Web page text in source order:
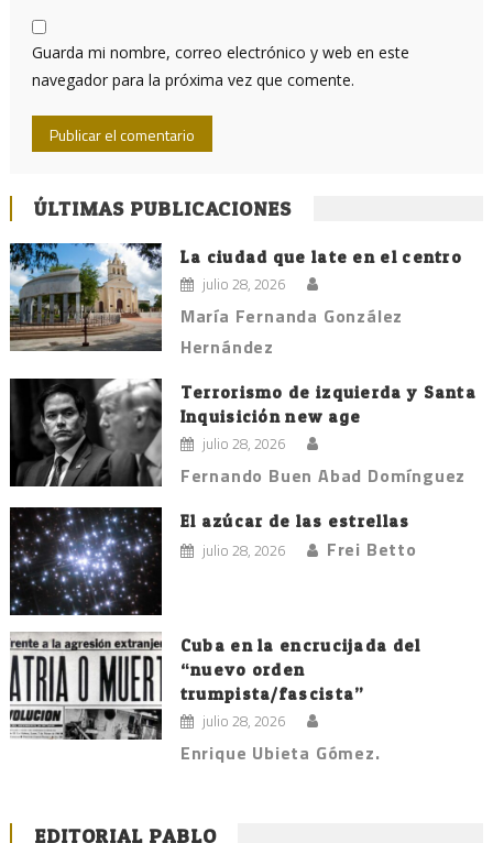
Guarda mi nombre, correo electrónico y web en este
navegador para la próxima vez que comente.
ÚLTIMAS PUBLICACIONES
La ciudad que late en el centro
julio 28, 2026
María Fernanda González
Hernández
Terrorismo de izquierda y Santa
Inquisición new age
julio 28, 2026
Fernando Buen Abad Domínguez
El azúcar de las estrellas
julio 28, 2026 Frei Betto
Cuba en la encrucijada del
“nuevo orden
trumpista/fascista”
julio 28, 2026
Enrique Ubieta Gómez.
EDITORIAL PABLO